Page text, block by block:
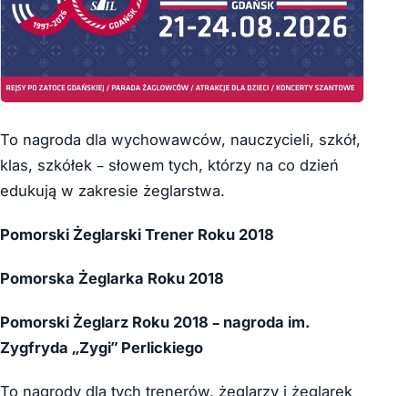
To nagroda dla wychowawców, nauczycieli, szkół,
klas, szkółek – słowem tych, którzy na co dzień
edukują w zakresie żeglarstwa.
Pomorski Żeglarski Trener Roku 2018
Pomorska Żeglarka Roku 2018
Pomorski Żeglarz Roku 2018 – nagroda im.
Zygfryda „Zygi” Perlickiego
To nagrody dla tych trenerów, żeglarzy i żeglarek